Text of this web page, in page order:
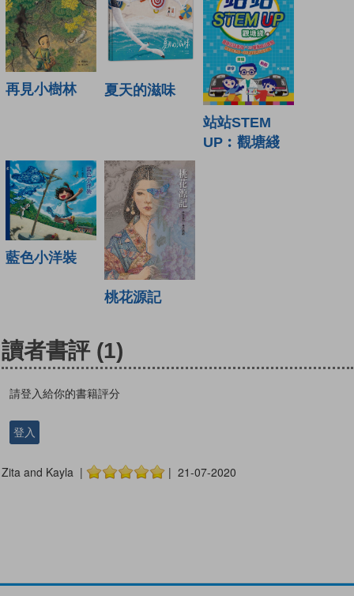
再見小樹林 夏天的滋味
站站STEM
UP︰觀塘綫
藍色小洋裝
桃花源記
讀者書評 (1)
請登入給你的書籍評分
登入
Zita and Kayla | | 21-07-2020